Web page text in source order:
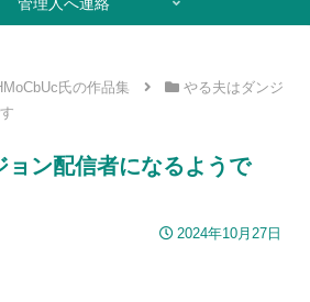
氏の作品集
やる夫はダンジ
ョン配信者になるようで
2024年10月27日